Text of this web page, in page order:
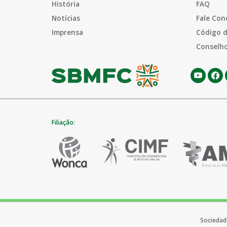
História
Notícias
Imprensa
FAQ
Fale
Código
Filiação: